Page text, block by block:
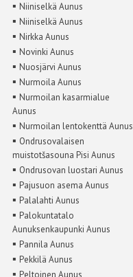
▪ Niiniselkä Aunus
▪ Niiniselkä Aunus
▪ Nirkka Aunus
▪ Novinki Aunus
▪ Nuosjärvi Aunus
▪ Nurmoila Aunus
▪ Nurmoilan kasarmialue
Aunus
▪ Nurmoilan lentokenttä Aunus
▪ Ondrusovalaisen
muistotšasouna Pisi Aunus
▪ Ondrusovan luostari Aunus
▪ Pajusuon asema Aunus
▪ Palalahti Aunus
▪ Palokuntatalo
Aunuksenkaupunki Aunus
▪ Pannila Aunus
▪ Pekkilä Aunus
▪ Peltoinen Aunus